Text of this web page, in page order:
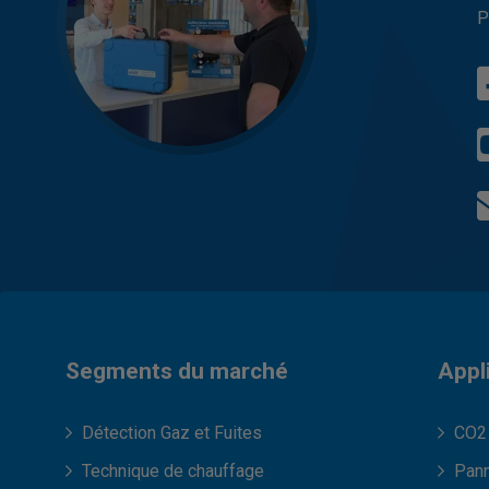
Segments du marché
Détection Gaz et Fuites
Technique de chauffage